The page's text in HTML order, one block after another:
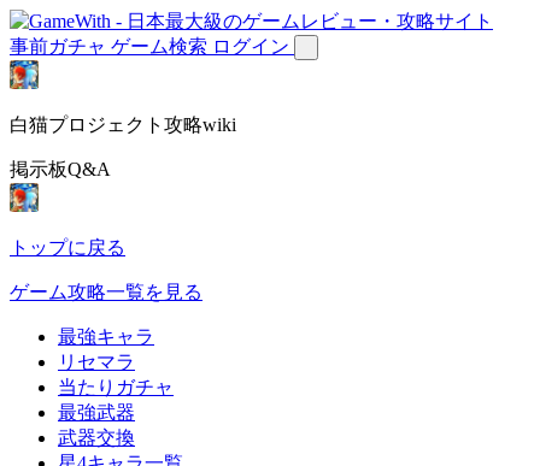
事前ガチャ ゲーム検索 ログイン
白猫プロジェクト攻略wiki
掲示板Q&A
トップに戻る
ゲーム攻略一覧を見る
最強キャラ
リセマラ
当たりガチャ
最強武器
武器交換